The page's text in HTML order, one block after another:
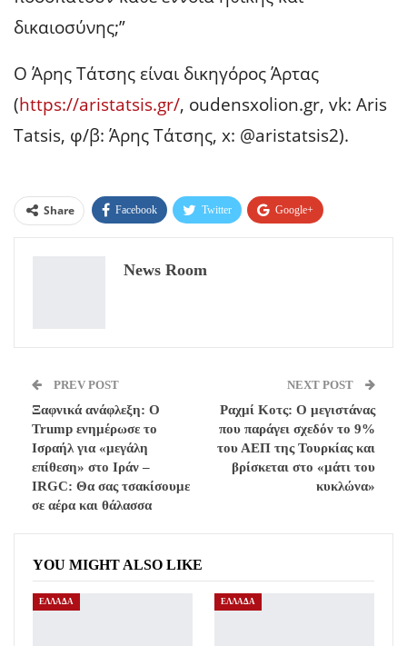
δικαιοσύνης;”
Ο Άρης Τάτσης είναι δικηγόρος Άρτας
(https://aristatsis.gr/, oudensxolion.gr, vk: Aris
Tatsis, φ/β: Άρης Τάτσης, x: @aristatsis2).
Share Facebook Twitter Google+
News Room
PREV POST
Ξαφνικά ανάφλεξη: Ο
Trump ενημέρωσε το
Ισραήλ για «μεγάλη
επίθεση» στο Ιράν –
IRGC: Θα σας τσακίσουμε
σε αέρα και θάλασσα
NEXT POST
Ραχμί Κοτς: Ο μεγιστάνας
που παράγει σχεδόν το 9%
του ΑΕΠ της Τουρκίας και
βρίσκεται στο «μάτι του
κυκλώνα»
YOU MIGHT ALSO LIKE
ΕΛΛΑΔΑ ΕΛΛΑΔΑ